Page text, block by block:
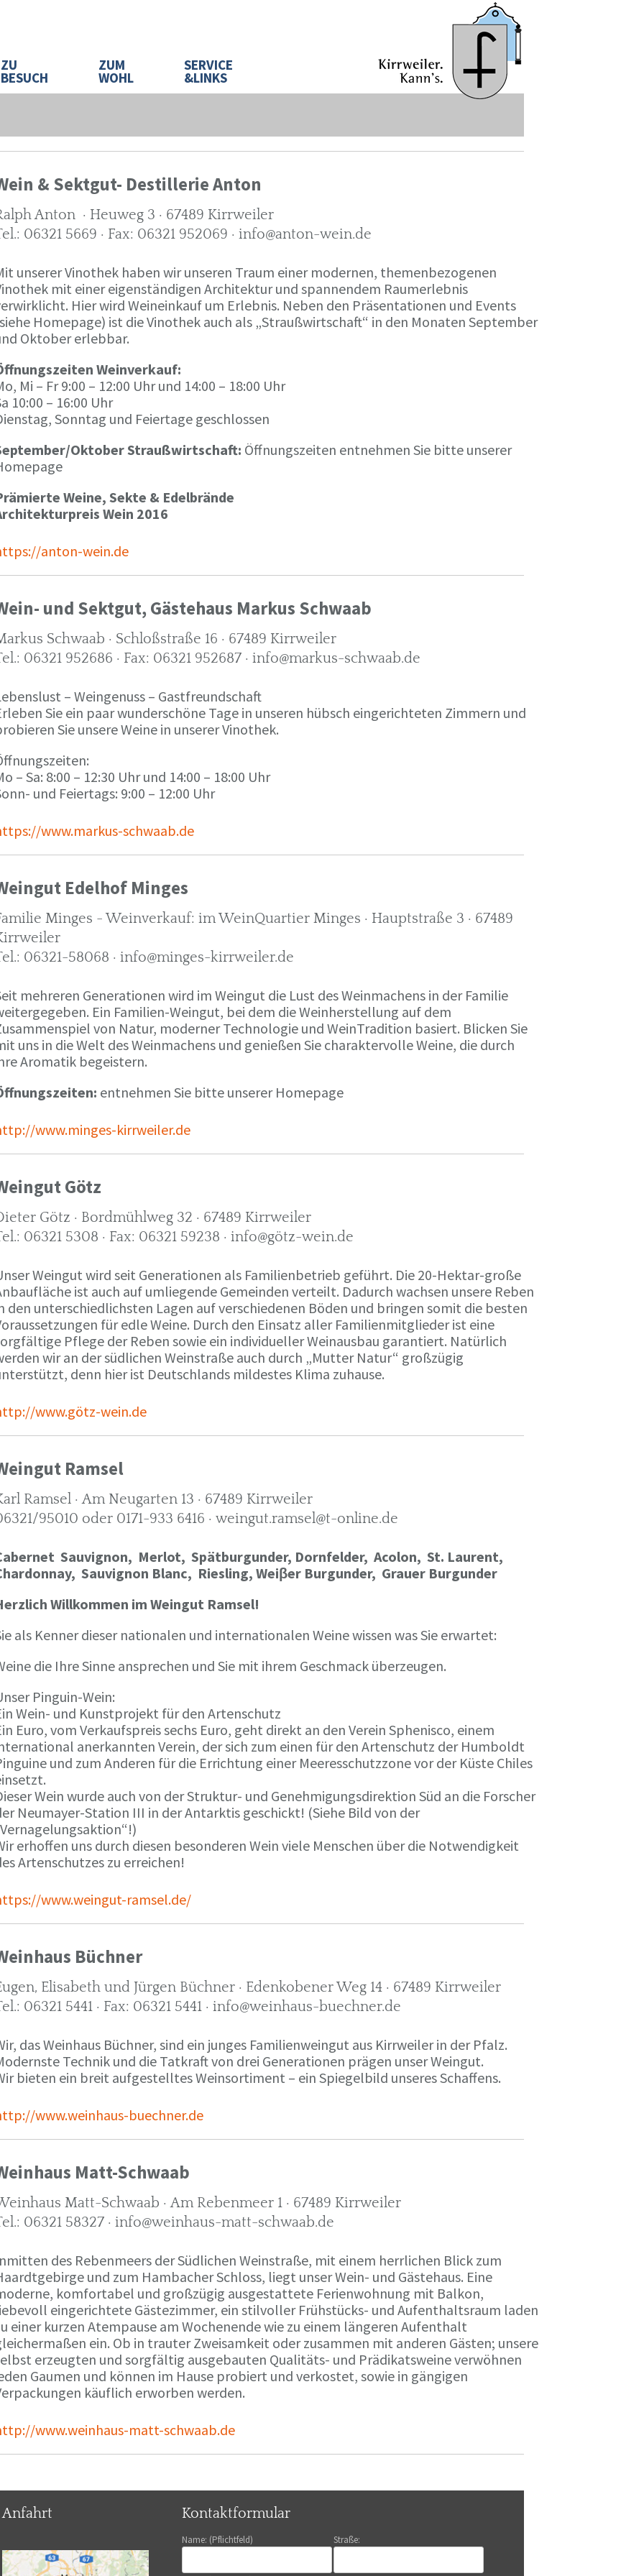
ZU
BESUCH
ZUM
WOHL
SERVICE
&LINKS
& Sektgut- Destillerie Anton
Anton · Heuweg 3 · 67489 Kirrweiler
06321 5669 · Fax: 06321 952069 · info@anton-wein.de
unserer Vinothek haben wir unseren Traum einer modernen, themenbezogenen
mit einer eigenständigen Architektur und spannendem Raumerlebnis
Hier wird Weineinkauf um Erlebnis. Neben den Präsentationen und Events
Homepage) ist die Vinothek auch als „Straußwirtschaft“ in den Monaten September
Oktober erlebbar.
Weinverkauf:
Mi – Fr 9:00 – 12:00 Uhr und 14:00 – 18:00 Uhr
10:00 – 16:00 Uhr
Sonntag und Feiertage geschlossen
Oktober Straußwirtschaft: Öffnungszeiten entnehmen Sie bitte unserer
Weine, Sekte & Edelbrände
Wein 2016
anton-wein.de
und Sektgut, Gästehaus Markus Schwaab
Schwaab · Schloßstraße 16 · 67489 Kirrweiler
06321 952686 · Fax: 06321 952687 · info@markus-schwaab.de
– Weingenuss – Gastfreundschaft
Sie ein paar wunderschöne Tage in unseren hübsch eingerichteten Zimmern und
Sie unsere Weine in unserer Vinothek.
– Sa: 8:00 – 12:30 Uhr und 14:00 – 18:00 Uhr
und Feiertags: 9:00 – 12:00 Uhr
www.markus-schwaab.de
Edelhof Minges
Minges - Weinverkauf: im WeinQuartier Minges · Hauptstraße 3 · 67489
06321-58068 · info@minges-kirrweiler.de
mehreren Generationen wird im Weingut die Lust des Weinmachens in der Familie
Ein Familien-Weingut, bei dem die Weinherstellung auf dem
von Natur, moderner Technologie und WeinTradition basiert. Blicken Sie
uns in die Welt des Weinmachens und genießen Sie charaktervolle Weine, die durch
Aromatik begeistern.
entnehmen Sie bitte unserer Homepage
www.minges-kirrweiler.de
Götz
Götz · Bordmühlweg 32 · 67489 Kirrweiler
06321 5308 · Fax: 06321 59238 · info@götz-wein.de
Weingut wird seit Generationen als Familienbetrieb geführt. Die 20-Hektar-große
ist auch auf umliegende Gemeinden verteilt. Dadurch wachsen unsere Reben
den unterschiedlichsten Lagen auf verschiedenen Böden und bringen somit die besten
für edle Weine. Durch den Einsatz aller Familienmitglieder ist eine
Pflege der Reben sowie ein individueller Weinausbau garantiert. Natürlich
wir an der südlichen Weinstraße auch durch „Mutter Natur“ großzügig
denn hier ist Deutschlands mildestes Klima zuhause.
www.götz-wein.de
Ramsel
Ramsel · Am Neugarten 13 · 67489 Kirrweiler
95010 oder 0171-933 6416 · weingut.ramsel@t-online.de
Sauvignon, Merlot, Spätburgunder, Dornfelder, Acolon, St. Laurent,
Sauvignon Blanc, Riesling, Weiβer Burgunder, Grauer Burgunder
Willkommen im Weingut Ramsel!
als Kenner dieser nationalen und internationalen Weine wissen was Sie erwartet:
die Ihre Sinne ansprechen und Sie mit ihrem Geschmack überzeugen.
Pinguin-Wein:
Wein- und Kunstprojekt für den Artenschutz
Euro, vom Verkaufspreis sechs Euro, geht direkt an den Verein Sphenisco, einem
anerkannten Verein, der sich zum einen für den Artenschutz der Humboldt
und zum Anderen für die Errichtung einer Meeresschutzzone vor der Küste Chiles
Wein wurde auch von der Struktur- und Genehmigungsdirektion Süd an die Forscher
Neumayer-Station III in der Antarktis geschickt! (Siehe Bild von der
erhoffen uns durch diesen besonderen Wein viele Menschen über die Notwendigkeit
Artenschutzes zu erreichen!
www.weingut-ramsel.de/
Büchner
Elisabeth und Jürgen Büchner · Edenkobener Weg 14 · 67489 Kirrweiler
06321 5441 · Fax: 06321 5441 · info@weinhaus-buechner.de
das Weinhaus Büchner, sind ein junges Familienweingut aus Kirrweiler in der Pfalz.
Technik und die Tatkraft von drei Generationen prägen unser Weingut.
bieten ein breit aufgestelltes Weinsortiment – ein Spiegelbild unseres Schaffens.
www.weinhaus-buechner.de
Matt-Schwaab
Matt-Schwaab · Am Rebenmeer 1 · 67489 Kirrweiler
06321 58327 · info@weinhaus-matt-schwaab.de
des Rebenmeers der Südlichen Weinstraße, mit einem herrlichen Blick zum
und zum Hambacher Schloss, liegt unser Wein- und Gästehaus. Eine
komfortabel und großzügig ausgestattete Ferienwohnung mit Balkon,
eingerichtete Gästezimmer, ein stilvoller Frühstücks- und Aufenthaltsraum laden
einer kurzen Atempause am Wochenende wie zu einem längeren Aufenthalt
ein. Ob in trauter Zweisamkeit oder zusammen mit anderen Gästen; unsere
erzeugten und sorgfältig ausgebauten Qualitäts- und Prädikatsweine verwöhnen
Gaumen und können im Hause probiert und verkostet, sowie in gängigen
käuflich erworben werden.
www.weinhaus-matt-schwaab.de
Anfahrt Kontaktformular
Name: (Pflichtfeld) Straße: